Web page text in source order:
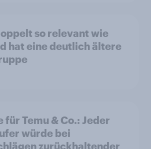
so relevant wie
hat eine deutlich ältere
für Temu & Co.: Jeder
würde bei